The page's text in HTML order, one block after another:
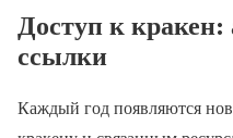
Доступ к
ссылки
Каждый год появляются